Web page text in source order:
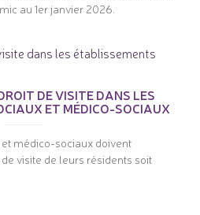
au 1er janvier 2026.
DE VISITE DANS LES
ET MÉDICO-SOCIAUX
médico-sociaux doivent
visite de leurs résidents soit